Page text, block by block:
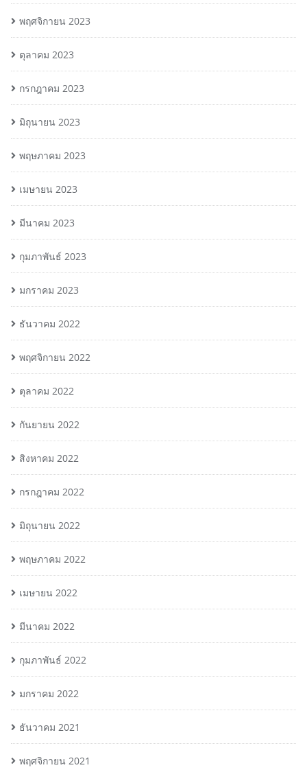
พฤศจิกายน 2023
ตุลาคม 2023
กรกฎาคม 2023
มิถุนายน 2023
พฤษภาคม 2023
เมษายน 2023
มีนาคม 2023
กุมภาพันธ์ 2023
มกราคม 2023
ธันวาคม 2022
พฤศจิกายน 2022
ตุลาคม 2022
กันยายน 2022
สิงหาคม 2022
กรกฎาคม 2022
มิถุนายน 2022
พฤษภาคม 2022
เมษายน 2022
มีนาคม 2022
กุมภาพันธ์ 2022
มกราคม 2022
ธันวาคม 2021
พฤศจิกายน 2021